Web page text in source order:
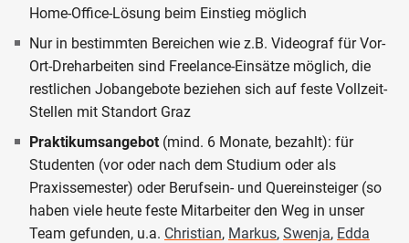
Home-Office-Lösung beim Einstieg möglich
Nur in bestimmten Bereichen wie z.B. Videograf für Vor-
Ort-Dreharbeiten sind Freelance-Einsätze möglich, die
restlichen Jobangebote beziehen sich auf feste Vollzeit-
Stellen mit Standort Graz
Praktikumsangebot (mind. 6 Monate, bezahlt): für
Studenten (vor oder nach dem Studium oder als
Praxissemester) oder Berufsein- und Quereinsteiger (so
haben viele heute feste Mitarbeiter den Weg in unser
Team gefunden, u.a. Christian, Markus, Swenja, Edda